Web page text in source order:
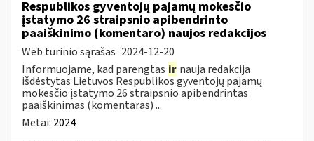
Respublikos gyventojų pajamų mokesčio
įstatymo 26 straipsnio apibendrinto
paaiškinimo (komentaro) naujos redakcijos
Web turinio sąrašas 2024-12-20
Informuojame, kad parengtas ir nauja redakcija
išdėstytas Lietuvos Respublikos gyventojų pajamų
mokesčio įstatymo 26 straipsnio apibendrintas
paaiškinimas (komentaras) ...
Metai: 2024